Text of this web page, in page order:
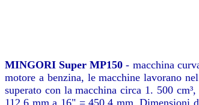
MINGORI Super MP150 - macchina
motore a benzina, le macchine lavorano
superato con la macchina circa 1. 500
112,6 mm a 16" = 450,4 mm. Dimensioni